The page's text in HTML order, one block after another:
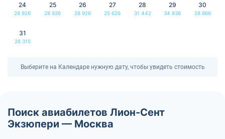
24
28 926
25
28 926
26
28 926
27
25 626
28
31 442
29
34 836
30
28 866
31
26 315
Выберите на Календаре нужную дату, чтобы увидеть стоимость
Поиск авиабилетов Лион-Сент
Экзюпери — Москва